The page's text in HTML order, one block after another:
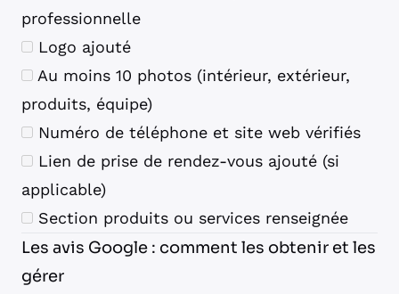
professionnelle
Logo ajouté
Au moins 10 photos (intérieur, extérieur,
produits, équipe)
Numéro de téléphone et site web vérifiés
Lien de prise de rendez-vous ajouté (si
applicable)
Section produits ou services renseignée
Les avis Google : comment les obtenir et les
gérer